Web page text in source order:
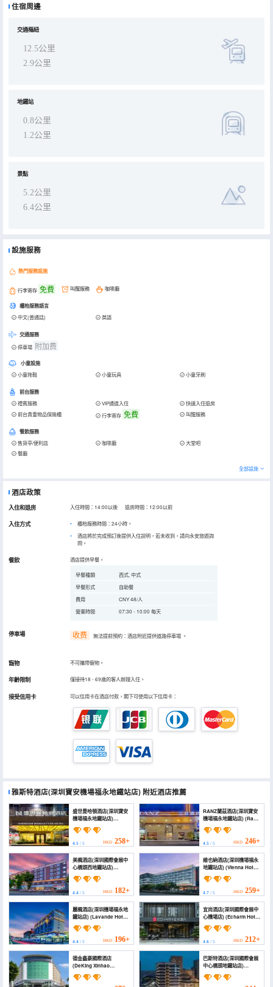
住宿周邊
交通樞紐
12.5公里
2.9公里
地鐵站
0.8公里
1.2公里
景點
5.2公里
6.4公里
設施服務
熱門服務設施
行李寄存 免費 叫醒服務 咖啡廳
櫃枱服務語言
中文(普通話) 英語
交通服務
停車場 附加费
小童設施
小童拖鞋 小童玩具 小童牙刷
前台服務
禮賓服務 VIP通道入住
快速入住退房
前台貴重物品保險櫃
行李寄存 免費 叫醒服務
餐飲服務
售貨亭/便利店 咖啡廳
大堂吧
餐廳
全部設施
酒店政策
入住和退房 入住時間：14:00以後 退房時間：12:00以前
入住方式
櫃枱服務時間：24小時。
酒店將於完成預訂後提供入住說明，若未收到，請向永安旅遊詢
問。
餐飲 酒店提供早餐。
早餐種類
西式, 中式
早餐形式
自助餐
費用
CNY 48/人
營業時間
07:30 - 10:00 每天
停車場 收费 無法提前預約：酒店附近提供道路停車場 。
寵物 不可攜帶寵物。
年齡限制 僅接待18 - 69歲的客人辦理入住。
接受信用卡 可以信用卡在酒店付款，閣下可使用以下信用卡：
雅斯特酒店(深圳寶安機場福永地鐵站店) 附近酒店推薦
盛世曼哈頓酒店(深圳寶安
機場福永地鐵站店)
(Shengshi Manhattan
Hotel)
4.5 / 5 HKD 258+
RANZ蘭茲酒店(深圳寶安
機場福永地鐵站店) (Ranz
Hotel Shenzhen Airport
Fuyong Metro Station)
4.5/ 5 HKD 246+
美楓酒店(深圳國際會展中
心橋頭西地鐵站店)
(Meifeng Hotel
(Shenzhen International
Convention and
Exhibition Center
Qiaotou West Subway
Station))
4.4 / 5 HKD 182+
維也納酒店(深圳機場福永
地鐵站店) (Vienna Hotel
(Shenzhen Fuyong
Metro Station))
4.7/ 5 HKD 259+
麗楓酒店(深圳機場福永地
鐵站店) (Lavande Hotel
(Shenzhen Airport
Fuyong Metro Station))
4.4 / 5 HKD 196+
宜尚酒店(深圳國際會展中
心機場店) (Echarm Hotel
(Shenzhen International
Convention and
Exhibition Center,
Airport))
4.6/ 5 HKD 212+
德金鑫豪國際酒店
(DeKing Xinhao
International Hotel)
巴斯特酒店(深圳國際會展
中心橋頭地鐵站店)
(Beste Hotel (Shenzhen
International